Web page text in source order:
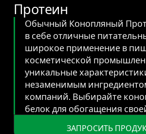
Протеин
Обычный Конопляный
в себе отличные
широкое применение в
косметической
уникальные
незаменимым
компаний. Выбирайте
белок для обогащения
ЗАПРОСИТЬ